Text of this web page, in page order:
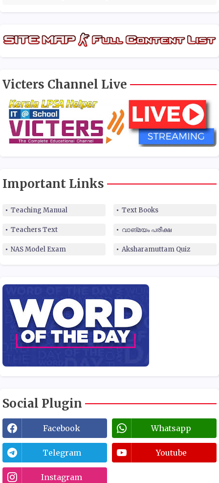
Victers Channel Live
Important Links
Teaching Manual Text Books
Teachers Text വാങ്മയം പരീക്ഷ
NAS Model Exam Aksharamuttam Quiz
Social Plugin
Facebook Whatsapp
Telegram Youtube
Instagram